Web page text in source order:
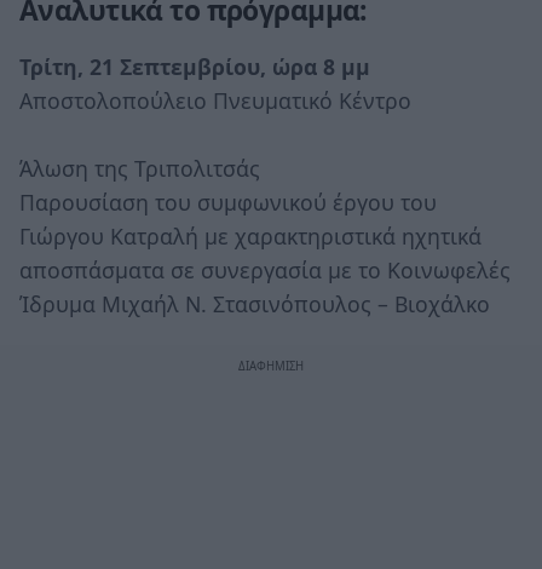
Αναλυτικά το πρόγραμμα:
Τρίτη, 21 Σεπτεμβρίου, ώρα 8 μμ
Αποστολοπούλειο Πνευματικό Κέντρο
Άλωση της Τριπολιτσάς
Παρουσίαση του συμφωνικού έργου του
Γιώργου Κατραλή με χαρακτηριστικά ηχητικά
αποσπάσματα σε συνεργασία με το Κοινωφελές
Ίδρυμα Μιχαήλ Ν. Στασινόπουλος – Βιοχάλκο